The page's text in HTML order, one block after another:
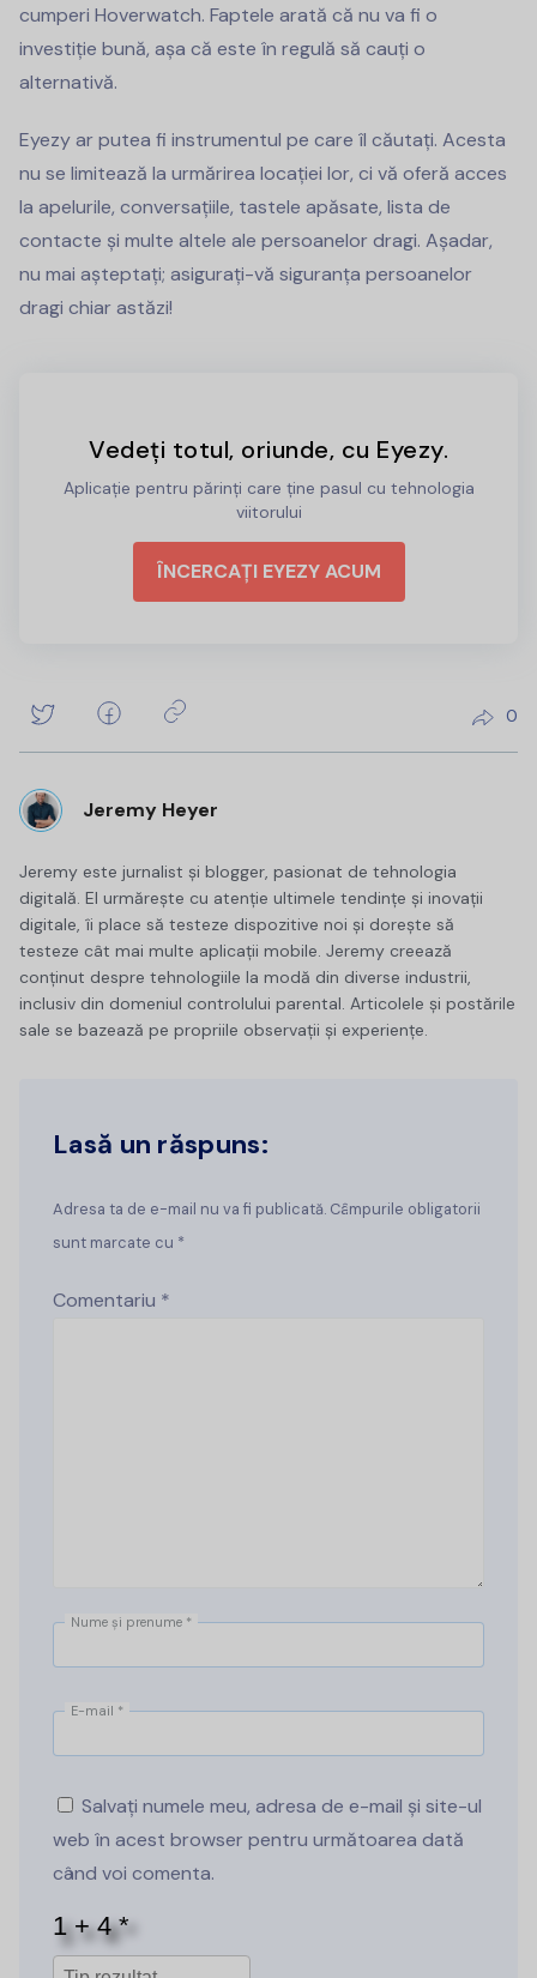
cumperi Hoverwatch. Faptele arată că nu va fi o
investiție bună, așa că este în regulă să cauți o
alternativă.
Eyezy ar putea fi instrumentul pe care îl căutați. Acesta
nu se limitează la urmărirea locației lor, ci vă oferă acces
la apelurile, conversațiile, tastele apăsate, lista de
contacte și multe altele ale persoanelor dragi. Așadar,
nu mai așteptați; asigurați-vă siguranța persoanelor
dragi chiar astăzi!
Vedeți totul, oriunde, cu Eyezy.
Aplicație pentru părinți care ține pasul cu tehnologia
viitorului
ÎNCERCAȚI EYEZY ACUM
0
Jeremy Heyer
Jeremy este jurnalist și blogger, pasionat de tehnologia
digitală. El urmărește cu atenție ultimele tendințe și inovații
digitale, îi place să testeze dispozitive noi și dorește să
testeze cât mai multe aplicații mobile. Jeremy creează
conținut despre tehnologiile la modă din diverse industrii,
inclusiv din domeniul controlului parental. Articolele și postările
sale se bazează pe propriile observații și experiențe.
Lasă un răspuns:
Adresa ta de e-mail nu va fi publicată. Câmpurile obligatorii
sunt marcate cu *
Comentariu *
Nume și prenume *
E-mail *
Salvați numele meu, adresa de e-mail și site-ul
web în acest browser pentru următoarea dată
când voi comenta.